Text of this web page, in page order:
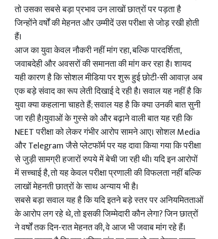
तो उसका सबसे बड़ा प्रभाव उन लाखों छात्रों पर पड़ता है
जिन्होंने वर्षों की मेहनत और उम्मीदें उस परीक्षा से जोड़ रखी होती
हैं।
आज का युवा केवल नौकरी नहीं मांग रहा, बल्कि पारदर्शिता,
जवाबदेही और अवसरों की समानता की मांग कर रहा है। शायद
यही कारण है कि सोशल मीडिया पर शुरू हुई छोटी-सी आवाज़ अब
एक बड़े संवाद का रूप लेती दिखाई दे रही है। सवाल यह नहीं है कि
युवा क्या कहलाना चाहते हैं; सवाल यह है कि क्या उनकी बात सुनी
जा रही है।युवाओं के गुस्से को और बढ़ाने वाली बात यह रही कि
NEET परीक्षा को लेकर गंभीर आरोप सामने आए। सोशल Media
और Telegram जैसे प्लेटफॉर्म पर यह दावा किया गया कि परीक्षा
से जुड़ी सामग्री हजारों रुपये में बेची जा रही थी। यदि इन आरोपों
में सच्चाई है, तो यह केवल परीक्षा प्रणाली की विफलता नहीं बल्कि
लाखों मेहनती छात्रों के साथ अन्याय भी है।
सबसे बड़ा सवाल यह है कि यदि इतने बड़े स्तर पर अनियमितताओं
के आरोप लग रहे थे, तो इसकी जिम्मेदारी कौन लेगा? जिन छात्रों
ने वर्षों तक दिन-रात मेहनत की, वे आज भी जवाब मांग रहे हैं।